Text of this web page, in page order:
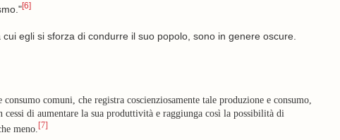
[6]
egli si sforza di condurre il suo popolo, sono in genere oscure.
comuni, che registra coscienziosamente tale produzione e consumo,
cessi di aumentare la sua produttività e raggiunga così la possibilità di
meno. [7]